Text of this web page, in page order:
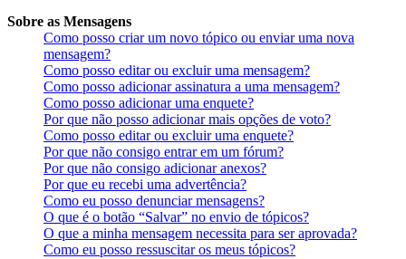
Sobre as Mensagens
Como posso criar um novo tópico ou enviar uma nova
mensagem?
Como posso editar ou excluir uma mensagem?
Como posso adicionar assinatura a uma mensagem?
Como posso adicionar uma enquete?
Por que não posso adicionar mais opções de voto?
Como posso editar ou excluir uma enquete?
Por que não consigo entrar em um fórum?
Por que não consigo adicionar anexos?
Por que eu recebi uma advertência?
Como eu posso denunciar mensagens?
O que é o botão “Salvar” no envio de tópicos?
O que a minha mensagem necessita para ser aprovada?
Como eu posso ressuscitar os meus tópicos?